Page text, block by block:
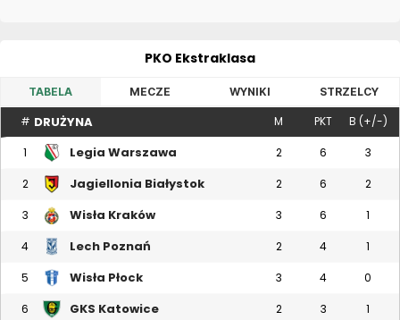
PKO Ekstraklasa
TABELA MECZE WYNIKI STRZELCY
# DRUŻYNA M PKT B (+/-)
1 Legia Warszawa 2 6 3
2 Jagiellonia Białystok 2 6 2
3 Wisła Kraków 3 6 1
4 Lech Poznań 2 4 1
5 Wisła Płock 3 4 0
6 GKS Katowice 2 3 1